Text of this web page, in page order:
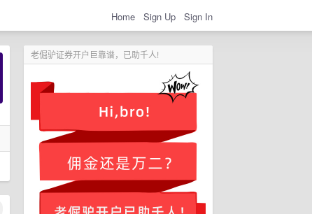
Home Sign Up Sign In
老倔驴证券开户巨靠谱，已助千人!